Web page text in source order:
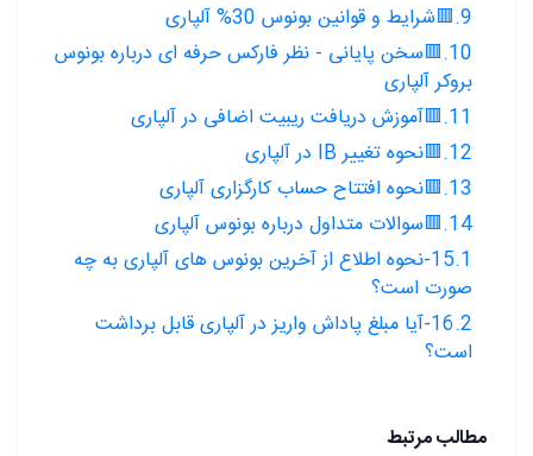
9.🟥شرایط و قوانین بونوس 30% آلپاری
10.🟥سخن پایانی - نظر فارکس حرفه ای درباره بونوس
بروکر آلپاری
11.🟥آموزش دریافت ریبیت اضافی در آلپاری
12.🟥نحوه تغییر IB در آلپاری
13.🟥نحوه افتتاح حساب کارگزاری آلپاری
14.🟥سوالات متداول درباره بونوس آلپاری
15.1-نحوه اطلاع از آخرین بونوس های آلپاری به چه
صورت است؟
16.2-آیا مبلغ پاداش واریز در آلپاری قابل برداشت
است؟
مطالب مرتبط